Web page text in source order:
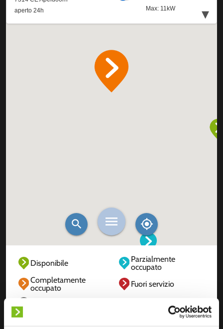
Disponibile
Parzialmente
occupato
Completamente
occupato
Fuori servizio